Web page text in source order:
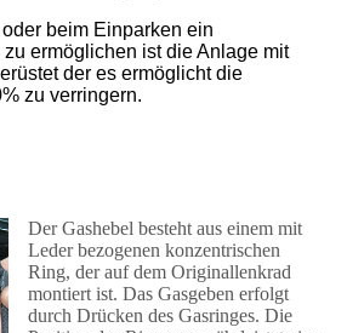
beim Einparken ein
ermöglichen ist die Anlage mit
der es ermöglicht die
zu verringern.
Der Gashebel besteht aus einem mit
Leder bezogenen konzentrischen
Ring, der auf dem Originallenkrad
montiert ist. Das Gasgeben erfolgt
durch Drücken des Gasringes. Die